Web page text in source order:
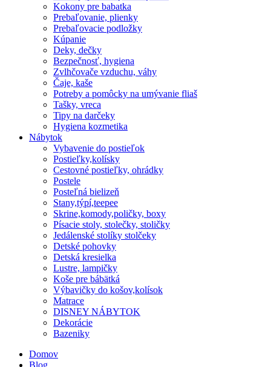
Kokony pre babatka
Prebaľovanie, plienky
Prebaľovacie podložky
Kúpanie
Deky, dečky
Bezpečnosť, hygiena
Zvlhčovače vzduchu, váhy
Čaje, kaše
Potreby a pomôcky na umývanie fliaš
Tašky, vreca
Tipy na darčeky
Hygiena kozmetika
Nábytok
Vybavenie do postieľok
Postieľky,kolísky
Cestovné postieľky, ohrádky
Postele
Posteľná bielizeň
Stany,týpí,teepee
Skrine,komody,poličky, boxy
Písacie stoly, stolečky, stoličky
Jedálenské stolíky stolčeky
Detské pohovky
Detská kresielka
Lustre, lampičky
Koše pre bábätká
Výbavičky do košov,kolísok
Matrace
DISNEY NÁBYTOK
Dekorácie
Bazeniky
Domov
Blog